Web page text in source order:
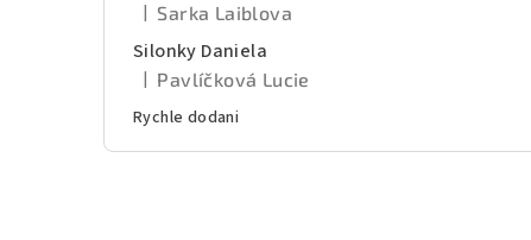
Hodnocení produktu je 5 z 5 hvězdiček.
Sarka Laiblova
Silonky Daniela
Hodnocení produktu je 5 z 5 hvězdiček.
Pavlíčková Lucie
Rychle dodani